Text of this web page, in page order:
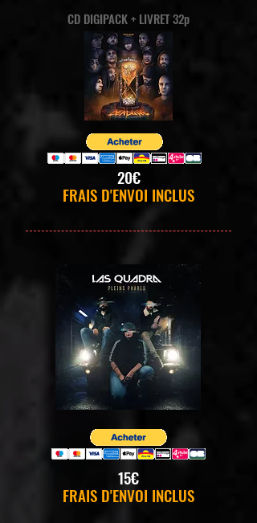
CD DIGIPACK + LIVRET 32p
20€
FRAIS D'ENVOI INCLUS
15€
FRAIS D'ENVOI INCLUS